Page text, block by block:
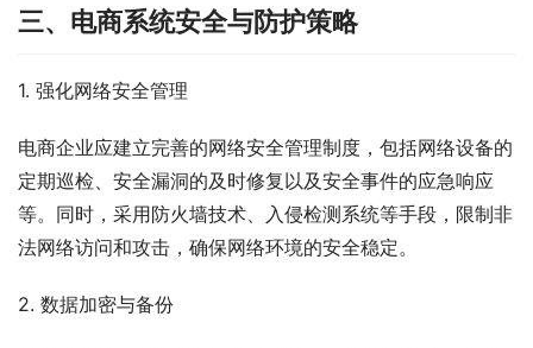
三、电商系统安全与防护策略
1. 强化网络安全管理
电商企业应建立完善的网络安全管理制度，包括网络设备的
定期巡检、安全漏洞的及时修复以及安全事件的应急响应
等。同时，采用防火墙技术、入侵检测系统等手段，限制非
法网络访问和攻击，确保网络环境的安全稳定。
2. 数据加密与备份